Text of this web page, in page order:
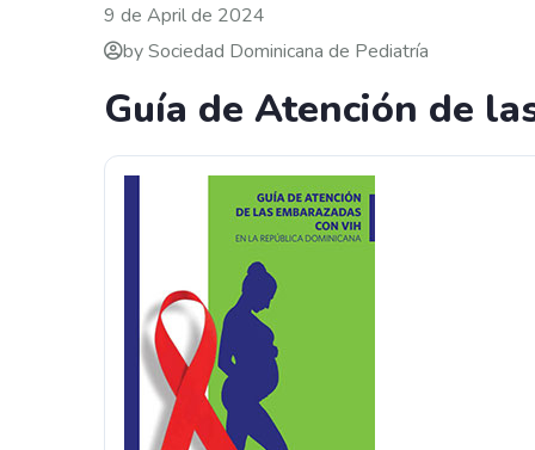
9 de April de 2024
by Sociedad Dominicana de Pediatría
Guía de Atención de